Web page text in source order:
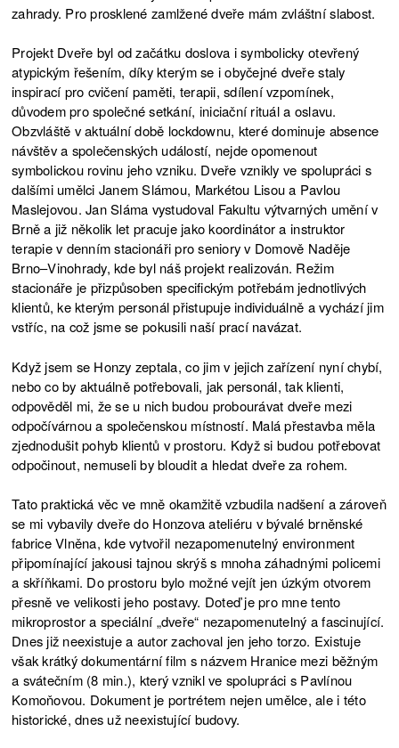
zahrady. Pro prosklené zamlžené dveře mám zvláštní slabost.
Projekt Dveře byl od začátku doslova i symbolicky otevřený
atypickým řešením, díky kterým se i obyčejné dveře staly
inspirací pro cvičení paměti, terapii, sdílení vzpomínek,
důvodem pro společné setkání, iniciační rituál a oslavu.
Obzvláště v aktuální době lockdownu, které dominuje absence
návštěv a společenských událostí, nejde opomenout
symbolickou rovinu jeho vzniku. Dveře vznikly ve spolupráci s
dalšími umělci Janem Slámou, Markétou Lisou a Pavlou
Maslejovou. Jan Sláma vystudoval Fakultu výtvarných umění v
Brně a již několik let pracuje jako koordinátor a instruktor
terapie v denním stacionáři pro seniory v Domově Naděje
Brno–Vinohrady, kde byl náš projekt realizován. Režim
stacionáře je přizpůsoben specifickým potřebám jednotlivých
klientů, ke kterým personál přistupuje individuálně a vychází jim
vstříc, na což jsme se pokusili naší prací navázat.
Když jsem se Honzy zeptala, co jim v jejich zařízení nyní chybí,
nebo co by aktuálně potřebovali, jak personál, tak klienti,
odpověděl mi, že se u nich budou probourávat dveře mezi
odpočívárnou a společenskou místností. Malá přestavba měla
zjednodušit pohyb klientů v prostoru. Když si budou potřebovat
odpočinout, nemuseli by bloudit a hledat dveře za rohem.
Tato praktická věc ve mně okamžitě vzbudila nadšení a zároveň
se mi vybavily dveře do Honzova ateliéru v bývalé brněnské
fabrice Vlněna, kde vytvořil nezapomenutelný environment
připomínající jakousi tajnou skrýš s mnoha záhadnými policemi
a skříňkami. Do prostoru bylo možné vejít jen úzkým otvorem
přesně ve velikosti jeho postavy. Doteď je pro mne tento
mikroprostor a speciální „dveře“ nezapomenutelný a fascinující.
Dnes již neexistuje a autor zachoval jen jeho torzo. Existuje
však krátký dokumentární film s názvem Hranice mezi běžným
a svátečním (8 min.), který vznikl ve spolupráci s Pavlínou
Komoňovou. Dokument je portrétem nejen umělce, ale i této
historické, dnes už neexistující budovy.